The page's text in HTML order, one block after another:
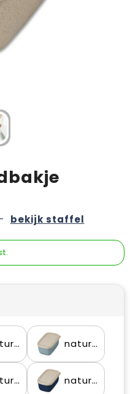
bekijk staffel
nature desert sand nature flower blue
nature red nature shadow blue